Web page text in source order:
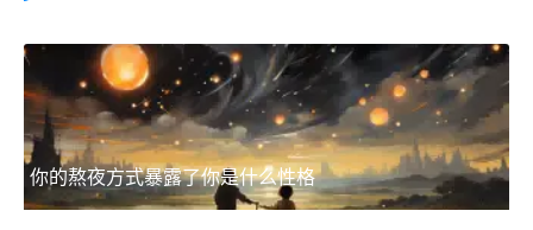
你的熬夜方式暴露了你是什么性格